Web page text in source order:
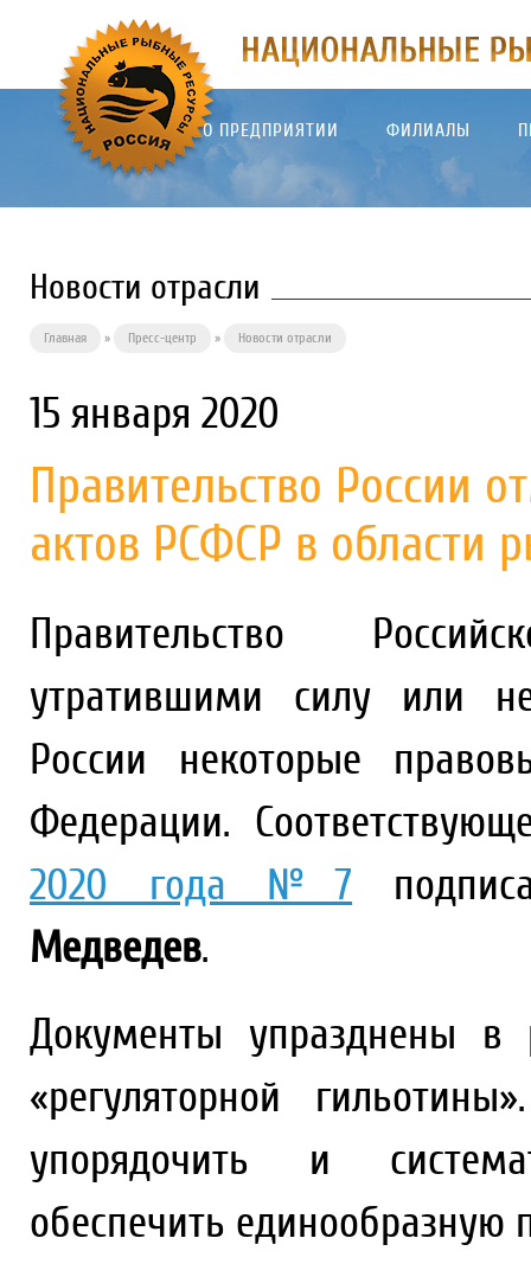
О ПРЕДПРИЯТИИ ФИЛИАЛЫ
Новости отрасли
Главная » Пресс-центр » Новости отрасли
15 января 2020
Правительство России
актов РСФСР в области
Правительство
утратившими силу или
России некоторые
Федерации.
2020 года №7
Медведев.
Документы упразднены в
«регуляторной
упорядочить и
обеспечить единообразную